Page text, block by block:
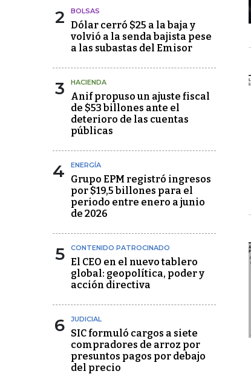
2 BOLSAS
Dólar cerró $25 a la baja y
volvió a la senda bajista pese
a las subastas del Emisor
3 HACIENDA
Anif propuso un ajuste fiscal
de $53 billones ante el
deterioro de las cuentas
públicas
4 ENERGÍA
Grupo EPM registró ingresos
por $19,5 billones para el
periodo entre enero a junio
de 2026
5 CONTENIDO PATROCINADO
El CEO en el nuevo tablero
global: geopolítica, poder y
acción directiva
6 JUDICIAL
SIC formuló cargos a siete
compradores de arroz por
presuntos pagos por debajo
del precio